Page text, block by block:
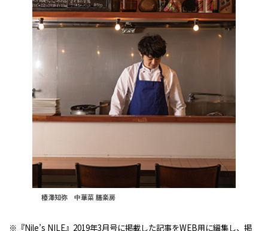
榛澤知弥 中華菜 膳楽房
※『Nile’s NILE』2019年3月号に掲載した記事をWEB用に編集し、掲